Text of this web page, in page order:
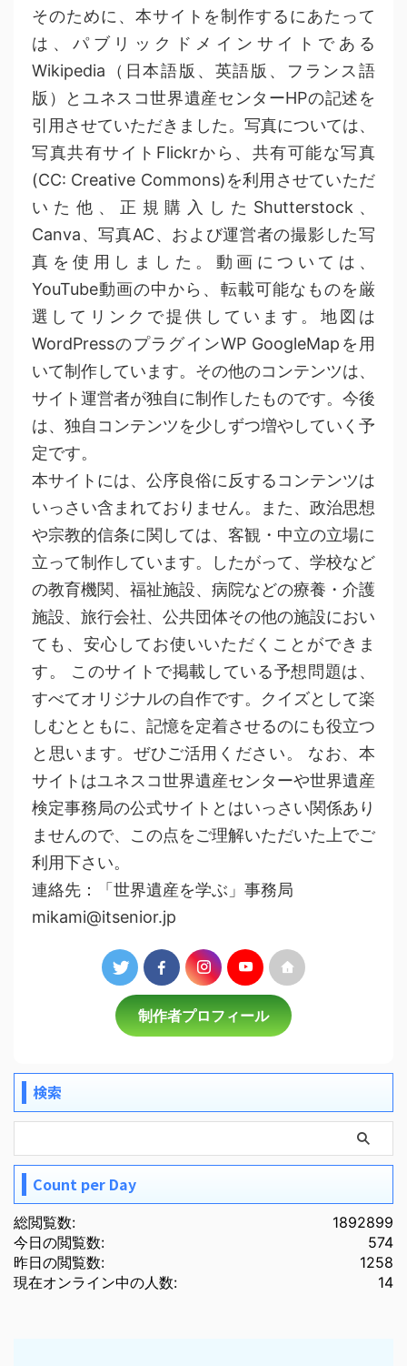
そのために、本サイトを制作するにあたって
は、パブリックドメインサイトである
Wikipedia（日本語版、英語版、フランス語
版）とユネスコ世界遺産センターHPの記述を
引用させていただきました。写真については、
写真共有サイトFlickrから、共有可能な写真
(CC: Creative Commons)を利用させていただ
いた他、正規購入したShutterstock、
Canva、写真AC、および運営者の撮影した写
真を使用しました。動画については、
YouTube動画の中から、転載可能なものを厳
選してリンクで提供しています。地図は
WordPressのプラグインWP GoogleMapを用
いて制作しています。その他のコンテンツは、
サイト運営者が独自に制作したものです。今後
は、独自コンテンツを少しずつ増やしていく予
定です。
本サイトには、公序良俗に反するコンテンツは
いっさい含まれておりません。また、政治思想
や宗教的信条に関しては、客観・中立の立場に
立って制作しています。したがって、学校など
の教育機関、福祉施設、病院などの療養・介護
施設、旅行会社、公共団体その他の施設におい
ても、安心してお使いいただくことができま
す。 このサイトで掲載している予想問題は、
すべてオリジナルの自作です。クイズとして楽
しむとともに、記憶を定着させるのにも役立つ
と思います。ぜひご活用ください。 なお、本
サイトはユネスコ世界遺産センターや世界遺産
検定事務局の公式サイトとはいっさい関係あり
ませんので、この点をご理解いただいた上でご
利用下さい。
連絡先：「世界遺産を学ぶ」事務局
mikami@itsenior.jp
制作者プロフィール
検索
Count per Day
1892899
総閲覧数:
574
今日の閲覧数:
1258
昨日の閲覧数:
14
現在オンライン中の人数: